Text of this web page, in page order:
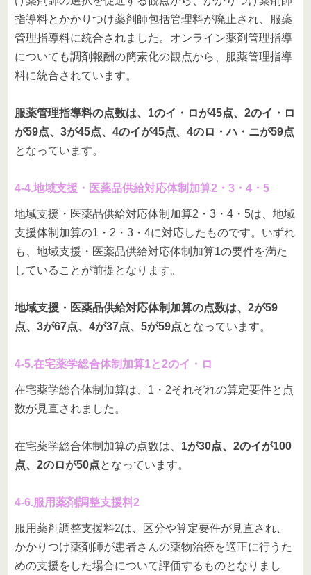
指導料とかかりつけ薬剤師包括管理料が廃止され、服薬
管理指導料に統合されました。オンライン薬剤管理指導
についても調剤報酬の簡素化の観点から、服薬管理指導
料に統合されています。
服薬管理指導料の点数は、1のイ・ロが45点、2のイ・ロ
が59点、3が45点、4のイが45点、4のロ・ハ・ニが59点
となっています。
4-4.地域支援・医薬品供給対応体制加算2・3・4・5
地域支援・医薬品供給対応体制加算2・3・4・5は、地域
支援体制加算の1・2・3・4に対応したものです。いずれ
も、地域支援・医薬品供給対応体制加算1の要件を満た
していることが前提となります。
地域支援・医薬品供給対応体制加算の点数は、2が59
点、3が67点、4が37点、5が59点となっています。
4-5.在宅薬学総合体制加算1と2のイ・ロ
在宅薬学総合体制加算は、1・2それぞれの算定要件と点
数が見直されました。
在宅薬学総合体制加算の点数は、 1が30点、2のイが100
点、2のロが50点となっています。
4-6.服用薬剤調整支援料2
服用薬剤調整支援料2は、区分や算定要件が見直され、
かかりつけ薬剤師が患者さんの薬物治療を適正に行うた
めの支援をした場合について評価するものとなりまし